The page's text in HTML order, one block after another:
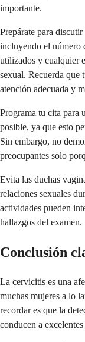
importante.
Prepárate para
incluyendo el número
utilizados y cualquier
sexual. Recuerda que
atención adecuada y
Programa tu cita para
posible, ya que esto
Sin embargo, no
preocupantes solo
Evita las duchas
relaciones sexuales
actividades pueden
hallazgos del examen.
Conclusión
La cervicitis es una
muchas mujeres a lo
recordar es que la
conducen a